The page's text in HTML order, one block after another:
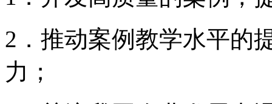
2．推动案例教学水平的
力；